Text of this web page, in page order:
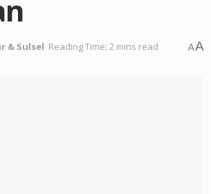
& Sulsel Reading Time: 2 mins read AA